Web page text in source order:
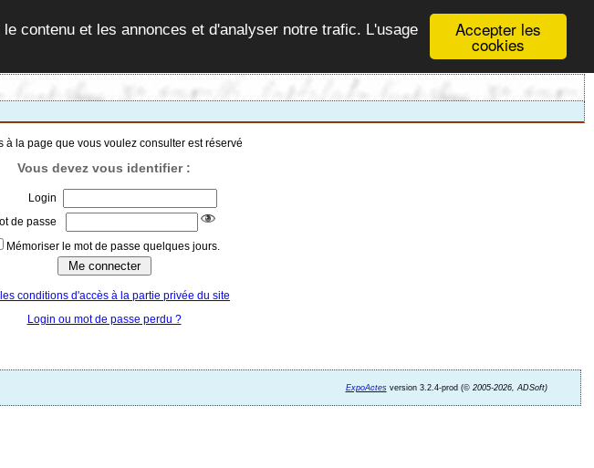
Accepter les
cookies
contenu et les annonces et d'analyser notre trafic. L'usage
à la page que vous voulez consulter est réservé
Vous devez vous identifier :
Login
de passe
Mémoriser le mot de passe quelques jours.
conditions d'accès à la partie privée du site
Login ou mot de passe perdu ?
ExpoActesversion 3.2.4-prod (©2005-2026, ADSoft)